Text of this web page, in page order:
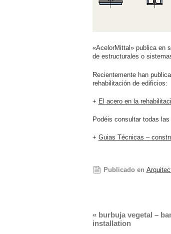
«AcelorMittal» publica en
de estructurales o
Recientemente han
rehabilitación de edificios:
+ El acero en la
Podéis consultar todas
+ Guias Técnicas –
Publicado en
«burbuja vegetal –
installation